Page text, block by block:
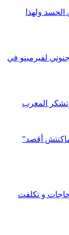
الحسد ولهذا
لفيرمينو في
تشكر المغرب
أقصد”
و تكلفت